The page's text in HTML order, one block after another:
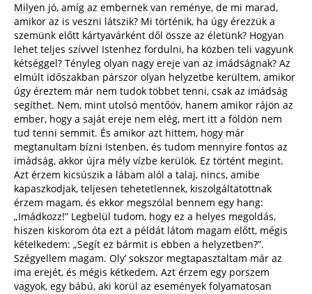
Milyen jó, amíg az embernek van reménye, de mi marad,
amikor az is veszni látszik? Mi történik, ha úgy érezzük a
szemünk előtt kártyavárként dől össze az életünk? Hogyan
lehet teljes szívvel Istenhez fordulni, ha közben teli vagyunk
kétséggel? Tényleg olyan nagy ereje van az imádságnak? Az
elmúlt időszakban párszor olyan helyzetbe kerültem, amikor
úgy éreztem már nem tudok többet tenni, csak az imádság
segíthet. Nem, mint utolsó mentőöv, hanem amikor rájön az
ember, hogy a saját ereje nem elég, mert itt a földön nem
tud tenni semmit. És amikor azt hittem, hogy már
megtanultam bízni Istenben, és tudom mennyire fontos az
imádság, akkor újra mély vízbe kerülök. Ez történt megint.
Azt érzem kicsúszik a lábam alól a talaj, nincs, amibe
kapaszkodjak, teljesen tehetetlennek, kiszolgáltatottnak
érzem magam, és ekkor megszólal bennem egy hang:
„Imádkozz!” Legbelül tudom, hogy ez a helyes megoldás,
hiszen kiskorom óta ezt a példát látom magam előtt, mégis
kételkedem: „Segít ez bármit is ebben a helyzetben?”.
Szégyellem magam. Oly’ sokszor megtapasztaltam már az
ima erejét, és mégis kétkedem. Azt érzem egy porszem
vagyok, egy bábú, aki körül az események folyamatosan